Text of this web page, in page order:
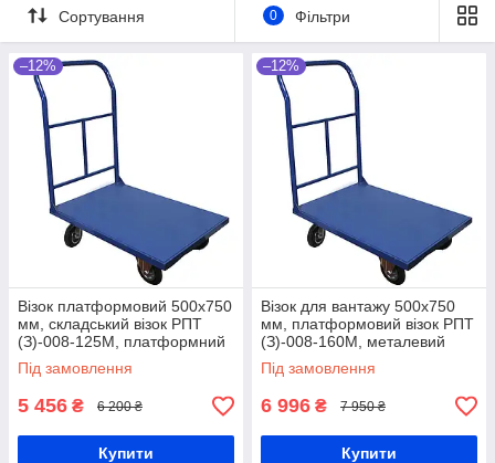
Сортування 0 Фільтри
–12%
Візок платформовий 500х750
мм, складський візок РПТ
(З)-008-125М, платформний
візок з привареним бортом,
металевий візок на склад
Під замовлення
5 456 ₴ 6 200 ₴
Купити
–12%
Візок для вантажу 500х750
мм, платформовий візок РПТ
(З)-008-160М, металевий
візок чотириколісний, ручний
візок для складу
Під замовлення
6 996 ₴ 7 950 ₴
Купити